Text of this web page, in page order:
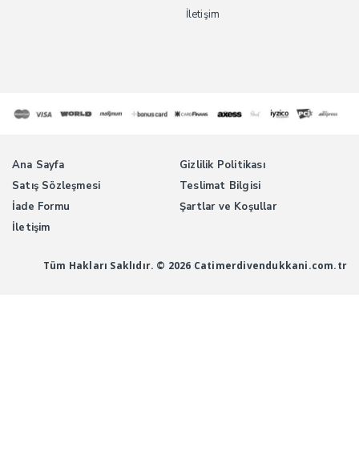
İletişim
Ana Sayfa
Gizlilik Politikası
Satış Sözleşmesi
Teslimat Bilgisi
İade Formu
Şartlar ve Koşullar
İletişim
Tüm Hakları Saklıdır. © 2026 Catimerdivendukkani.com.tr